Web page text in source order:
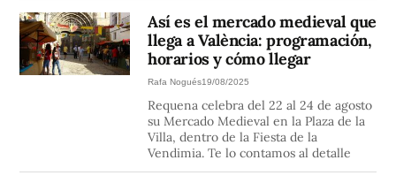
Así es el mercado medieval que
llega a València: programación,
horarios y cómo llegar
Rafa Nogués19/08/2025
Requena celebra del 22 al 24 de agosto
su Mercado Medieval en la Plaza de la
Villa, dentro de la Fiesta de la
Vendimia. Te lo contamos al detalle